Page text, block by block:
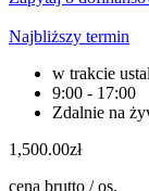
Najbliższy termin
w trakcie
9:00 - 17:00
Zdalnie na
1,500.00zł
cena brutto / os.